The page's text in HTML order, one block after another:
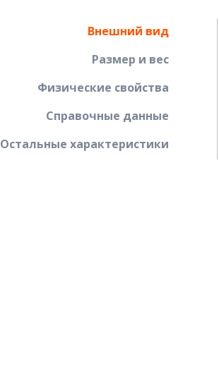
Внешний вид
Размер и вес
Физические свойства
Справочные данные
Остальные характеристики